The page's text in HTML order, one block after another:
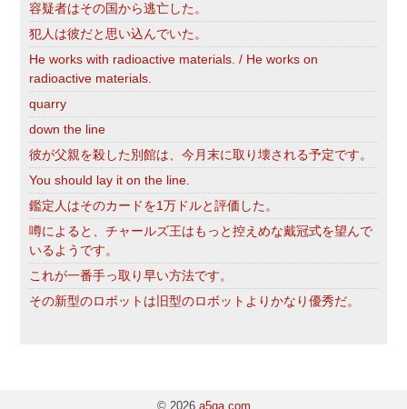
容疑者はその国から逃亡した。
犯人は彼だと思い込んでいた。
He works with radioactive materials. / He works on
radioactive materials.
quarry
down the line
彼が父親を殺した別館は、今月末に取り壊される予定です。
You should lay it on the line.
鑑定人はそのカードを1万ドルと評価した。
噂によると、チャールズ王はもっと控えめな戴冠式を望んで
いるようです。
これが一番手っ取り早い方法です。
その新型のロボットは旧型のロボットよりかなり優秀だ。
© 2026 a5qa.com